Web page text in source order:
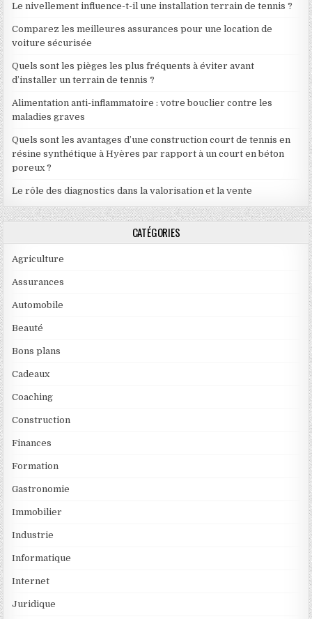
Le nivellement influence-t-il une installation terrain de tennis ?
Comparez les meilleures assurances pour une location de
voiture sécurisée
Quels sont les pièges les plus fréquents à éviter avant
d’installer un terrain de tennis ?
Alimentation anti-inflammatoire : votre bouclier contre les
maladies graves
Quels sont les avantages d’une construction court de tennis en
résine synthétique à Hyères par rapport à un court en béton
poreux ?
Le rôle des diagnostics dans la valorisation et la vente
CATÉGORIES
Agriculture
Assurances
Automobile
Beauté
Bons plans
Cadeaux
Coaching
Construction
Finances
Formation
Gastronomie
Immobilier
Industrie
Informatique
Internet
Juridique